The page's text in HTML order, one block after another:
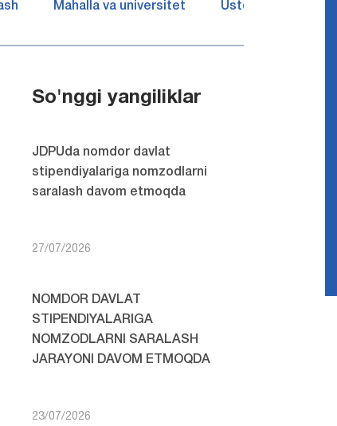
Mahalla va universitet Ustozlar suhbatin
So'nggi yangiliklar
JDPUda nomdor davlat
stipendiyalariga nomzodlarni
saralash davom etmoqda
27/07/2026
NOMDOR DAVLAT
STIPENDIYALARIGA
NOMZODLARNI SARALASH
JARAYONI DAVOM ETMOQDA
23/07/2026